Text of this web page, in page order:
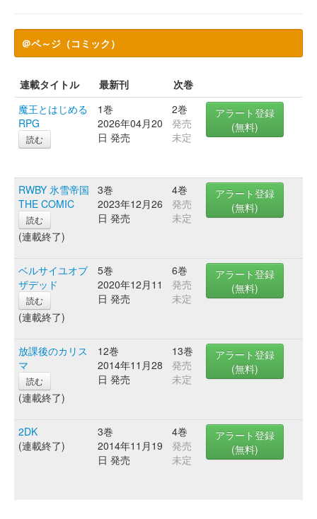
＠ペ～ジ（コミック）
連載タイトル 最新刊
次巻
魔王とはじめる
RPG
読む
1巻
2026年04月20
日 発売
2巻
発売
未定
アラート登録
(無料)
RWBY 氷雪帝国
THE COMIC
読む
(連載終了)
3巻
2023年12月26
日 発売
4巻
発売
未定
アラート登録
(無料)
ベルサイユオブ
ザデッド
読む
(連載終了)
5巻
2020年12月11
日 発売
6巻
発売
未定
アラート登録
(無料)
放課後のカリス
マ
読む
(連載終了)
12巻
2014年11月28
日 発売
13巻
発売
未定
アラート登録
(無料)
2DK
(連載終了)
3巻
2014年11月19
日 発売
4巻
発売
未定
アラート登録
(無料)